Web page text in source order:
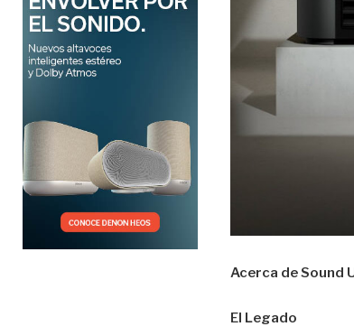
Acerca de Sound
El Legado